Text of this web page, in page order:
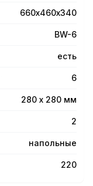
660х460х340
BW-6
есть
6
280 х 280 мм
2
напольные
220